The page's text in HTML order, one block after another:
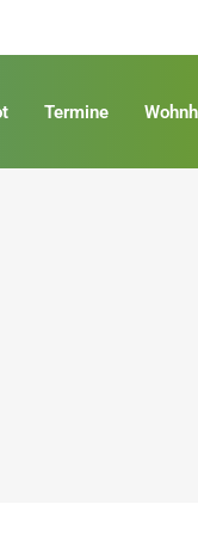
Termine